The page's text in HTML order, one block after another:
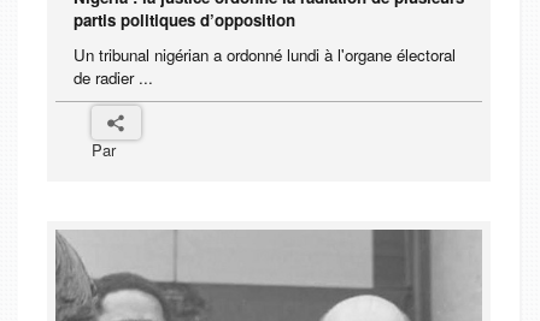
partis politiques d’opposition
Un tribunal nigérian a ordonné lundi à l'organe électoral
de radier ...
Par